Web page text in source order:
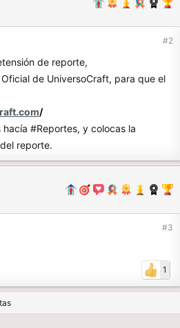
#2
de reporte,
de UniversoCraft, para que el
/
#Reportes, y colocas la
reporte.
#3
1